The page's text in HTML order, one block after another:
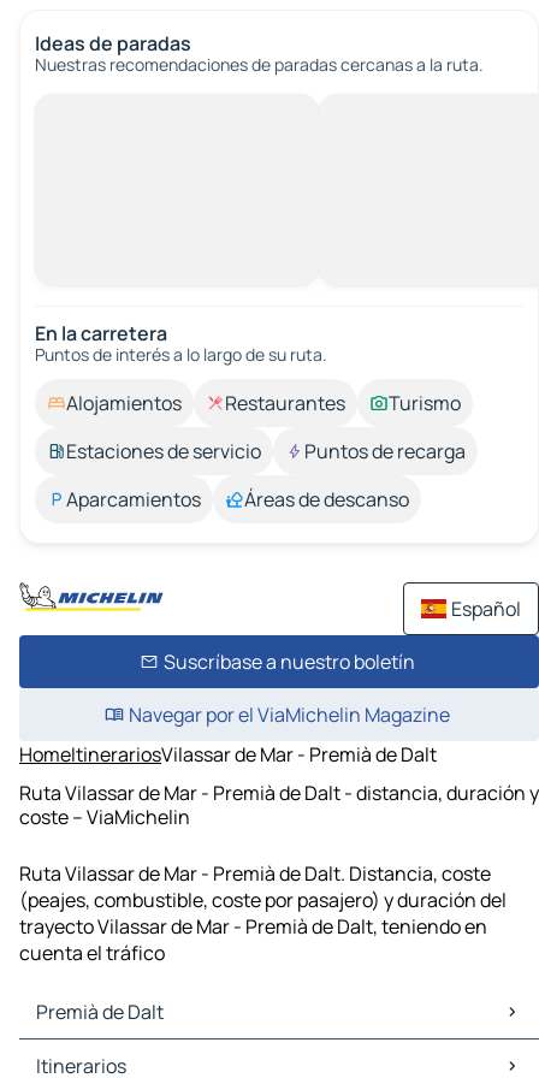
Ideas de paradas
Nuestras recomendaciones de paradas cercanas a la ruta.
En la carretera
Puntos de interés a lo largo de su ruta.
Alojamientos Restaurantes
Turismo
Estaciones de servicio
Puntos de recarga
Aparcamientos
Áreas de descanso
Español
Suscríbase a nuestro boletín
Navegar por el ViaMichelin Magazine
HomeItinerariosVilassar de Mar - Premià de Dalt
Ruta Vilassar de Mar - Premià de Dalt - distancia, duración y
coste – ViaMichelin
Ruta Vilassar de Mar - Premià de Dalt. Distancia, coste
(peajes, combustible, coste por pasajero) y duración del
trayecto Vilassar de Mar - Premià de Dalt, teniendo en
cuenta el tráfico
Premià de Dalt
Premià de Dalt Mapas Planos
Itinerarios